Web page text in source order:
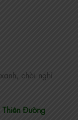
chòi nghỉ
Đường